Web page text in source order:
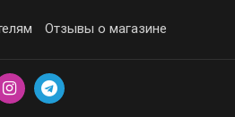
Отзывы о магазине